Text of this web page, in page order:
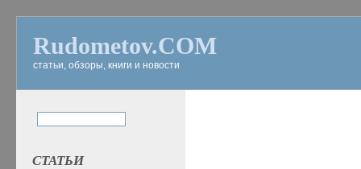
Rudometov.COM
статьи, обзоры, книги и новости
СТАТЬИ